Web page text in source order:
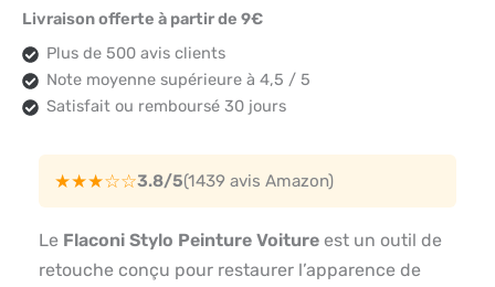
Livraison offerte à partir de 9€
Plus de 500 avis clients
Note moyenne supérieure à 4,5 / 5
Satisfait ou remboursé 30 jours
★★★☆☆3.8/5(1439 avis Amazon)
Le Flaconi Stylo Peinture Voiture est un outil de
retouche conçu pour restaurer l’apparence de